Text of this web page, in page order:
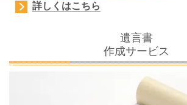
詳しくはこちら
遺言書
作成サービス